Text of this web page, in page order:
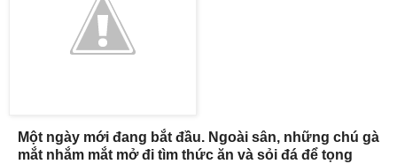
Một ngày mới đang bắt đầu. Ngoài sân, những chú gà
mắt nhắm mắt mở đi tìm thức ăn và sỏi đá để tọng